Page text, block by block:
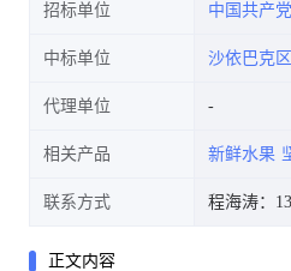
招标单位 中国共产
中标单位 沙依巴克
代理单位
相关产品 新鲜水果
联系方式 程海涛：
正文内容